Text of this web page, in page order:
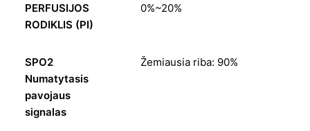
PERFUSIJOS
RODIKLIS (PI)
0%~20%
SPO2
Numatytasis
pavojaus
signalas
Žemiausia riba: 90%